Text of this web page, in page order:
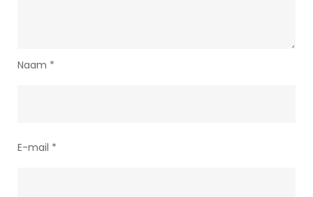
Naam *
E-mail *